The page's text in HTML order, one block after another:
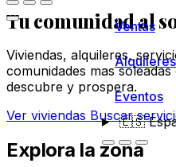
Ventas
Alquileres
Eventos
🇪🇸
Tu comunidadal
Viviendas, alquileres,
comunidades mas
descubre y prospera.
Ver viviendas Buscar
Explora la zona